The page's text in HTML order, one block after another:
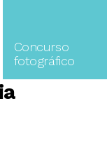
Concurso
fotográfico